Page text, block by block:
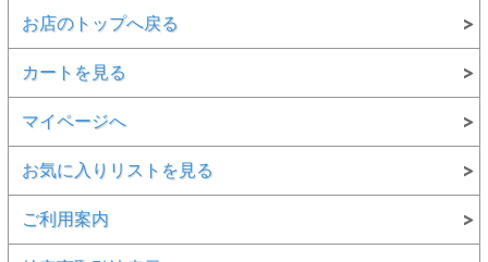
お店のトップへ戻る
カートを見る
マイページへ
お気に入りリストを見る
ご利用案内